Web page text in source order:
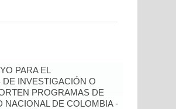
PARA EL
INVESTIGACIÓN O
PROGRAMAS DE
NACIONAL DE COLOMBIA -